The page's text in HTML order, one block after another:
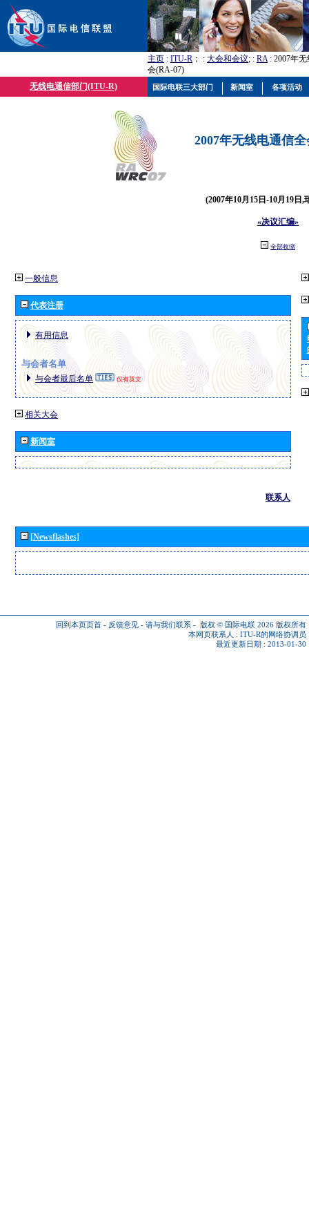
主页 : ITU-R ； : 大会和会议; : RA: 2007年
会(RA-07)
无线电通信部门(ITU-R)
2007年无线电通信
(2007年10月15日-10月19日,
«决议汇编»
全部收缩
一般信息
代表注册
有用信息
与会者名单
与会者最后名单 仅有英文
相关大会
新闻室
联系人
[Newsflashes]
回到本页页首 - 反馈意见 - 请与我们联系 - 版权 © 国际电联 2026 版权所有
本网页联系人 : ITU-R的网络协调员
最近更新日期 : 2013-01-30
国际电联三大部门 新闻室 各项活动